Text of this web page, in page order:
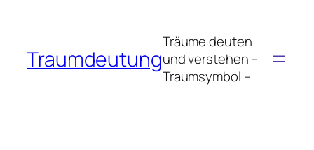
springen
Traumdeutung
Träume deuten
und verstehen –
Traumsymbol –